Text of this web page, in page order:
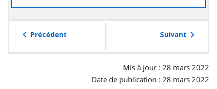
à
table
Précédent Suivant
Mis à jour : 28 mars 2022
Date de publication : 28 mars 2022